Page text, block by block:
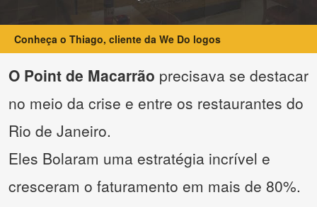
Conheça o Thiago, cliente da We Do logos
O Point de Macarrão precisava se destacar
no meio da crise e entre os restaurantes do
Rio de Janeiro.
Eles Bolaram uma estratégia incrível e
cresceram o faturamento em mais de 80%.